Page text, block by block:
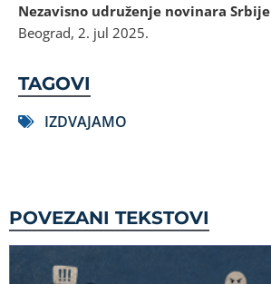
Nezavisno udruženje novinara Srbije
Beograd, 2. jul 2025.
TAGOVI
IZDVAJAMO
POVEZANI TEKSTOVI